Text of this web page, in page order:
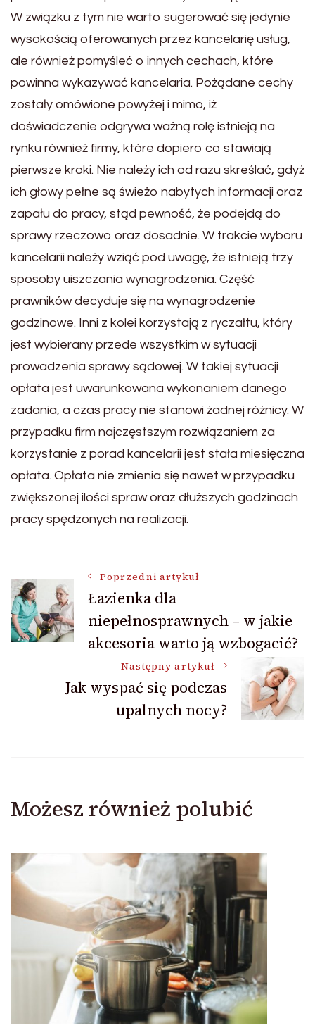
W związku z tym nie warto sugerować się jedynie
wysokością oferowanych przez kancelarię usług,
ale również pomyśleć o innych cechach, które
powinna wykazywać kancelaria. Pożądane cechy
zostały omówione powyżej i mimo, iż
doświadczenie odgrywa ważną rolę istnieją na
rynku również firmy, które dopiero co stawiają
pierwsze kroki. Nie należy ich od razu skreślać, gdyż
ich głowy pełne są świeżo nabytych informacji oraz
zapału do pracy, stąd pewność, że podejdą do
sprawy rzeczowo oraz dosadnie. W trakcie wyboru
kancelarii należy wziąć pod uwagę, że istnieją trzy
sposoby uiszczania wynagrodzenia. Część
prawników decyduje się na wynagrodzenie
godzinowe. Inni z kolei korzystają z ryczałtu, który
jest wybierany przede wszystkim w sytuacji
prowadzenia sprawy sądowej. W takiej sytuacji
opłata jest uwarunkowana wykonaniem danego
zadania, a czas pracy nie stanowi żadnej różnicy. W
przypadku firm najczęstszym rozwiązaniem za
korzystanie z porad kancelarii jest stała miesięczna
opłata. Opłata nie zmienia się nawet w przypadku
zwiększonej ilości spraw oraz dłuższych godzinach
pracy spędzonych na realizacji.
Nawigacja
wpisu
Poprzedni artykuł
Łazienka dla
niepełnosprawnych – w jakie
akcesoria warto ją wzbogacić?
Następny artykuł
Jak wyspać się podczas
upalnych nocy?
Możesz również polubić